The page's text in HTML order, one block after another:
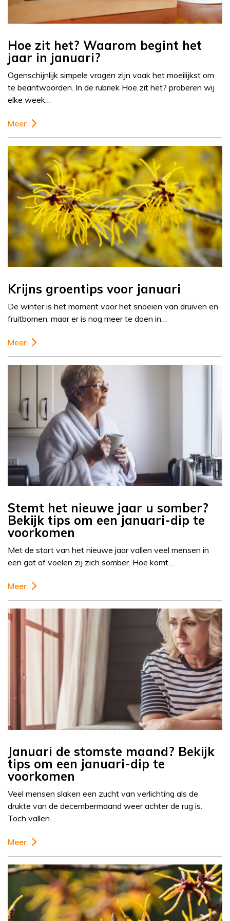
Hoe zit het? Waarom begint het
jaar in januari?
Ogenschijnlijk simpele vragen zijn vaak het moeilijkst om
te beantwoorden. In de rubriek Hoe zit het? proberen wij
elke week…
Meer
Krijns groentips voor januari
De winter is het moment voor het snoeien van druiven en
fruitbomen, maar er is nog meer te doen in…
Meer
Stemt het nieuwe jaar u somber?
Bekijk tips om een januari-dip te
voorkomen
Met de start van het nieuwe jaar vallen veel mensen in
een gat of voelen zij zich somber. Hoe komt…
Meer
Januari de stomste maand? Bekijk
tips om een januari-dip te
voorkomen
Veel mensen slaken een zucht van verlichting als de
drukte van de decembermaand weer achter de rug is.
Toch vallen…
Meer